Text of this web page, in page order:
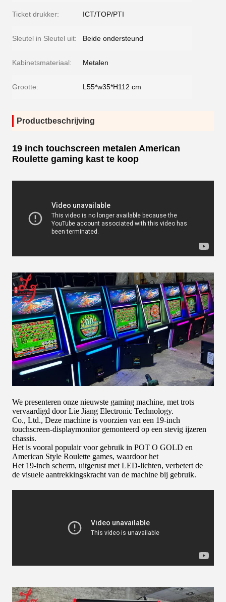
Ticket drukker: ICT/TOP/PTI
Sleutel in Sleutel uit: Beide ondersteund
Kabinetsmateriaal: Metalen
Grootte: L55*w35*H112 cm
Productbeschrijving
19 inch touchscreen metalen American
Roulette gaming kast te koop
We presenteren onze nieuwste gaming machine, met trots
vervaardigd door Lie Jiang Electronic Technology.
Co., Ltd., Deze machine is voorzien van een 19-inch
touchscreen-displaymonitor gemonteerd op een stevig ijzeren
chassis.
Het is vooral populair voor gebruik in POT O GOLD en
American Style Roulette games, waardoor het
Het 19-inch scherm, uitgerust met LED-lichten, verbetert de
de visuele aantrekkingskracht van de machine bij gebruik.